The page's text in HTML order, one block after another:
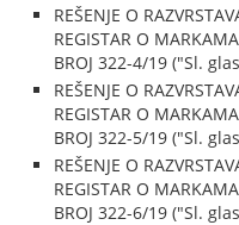
REŠENJE O
REGISTAR O
BROJ 322-4/19 ("Sl.
REŠENJE O
REGISTAR O
BROJ 322-5/19 ("Sl.
REŠENJE O
REGISTAR O
BROJ 322-6/19 ("Sl.